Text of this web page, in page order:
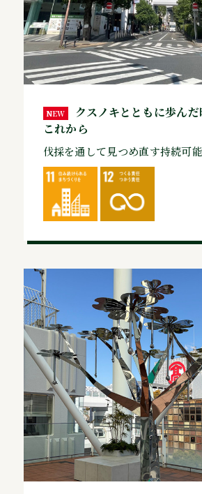
NEW
クスノキとともに歩ん
これから
伐採を通して見つめ直す持続可